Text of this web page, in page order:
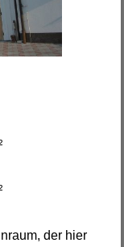
der hier